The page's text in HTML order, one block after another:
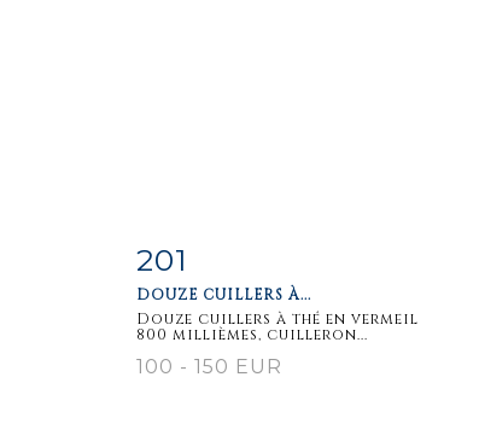
201
DOUZE CUILLERS À...
Douze cuillers à thé en vermeil
800 millièmes, cuilleron...
100 - 150 EUR